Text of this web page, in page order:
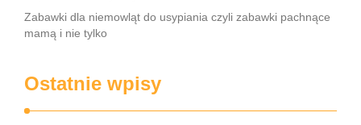
Zabawki dla niemowląt do usypiania czyli zabawki pachnące
mamą i nie tylko
Ostatnie wpisy